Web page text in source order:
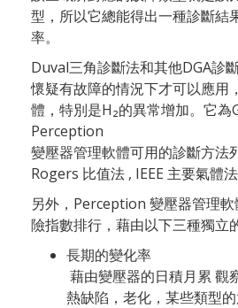
型，所以它總能得出一種診斷結
率。
Duval三角診斷法和其他DGA診
懷疑有故障的情況下才可以應用
體，特別是H₂的異常增加。它為
Perception
變壓器管理軟體可用的診斷方法
Rogers 比值法 , IEEE 主要氣體法
另外，Perception 變壓器管理
險指數排行，藉由以下三種獨立
長期的變化率
藉由變壓器的日積月累 觀
熱缺陷，老化，某些類型